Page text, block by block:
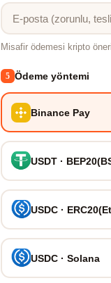
Misafir ödemesi kripto
5 Ödeme yöntemi
Binance Pay
USDT ·
USDC ·
USDC · Solana